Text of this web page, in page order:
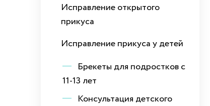
Исправление открытого
прикуса
Исправление прикуса у детей
Брекеты для подростков с
11-13 лет
Консультация детского